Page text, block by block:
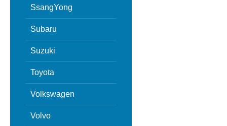
SsangYong
Subaru
Suzuki
Toyota
Volkswagen
Volvo